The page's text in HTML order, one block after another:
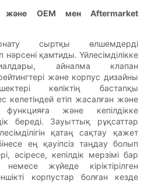
және OEM мен Aftermarket
сыртқы өлшемдерді
нәрсені қамтиды. Үйлесімділікке
айналма клапан
және корпус дизайны
көліктің бастапқы
келетіндей етіп жасалған және
функцияға және кепілдікке
береді. Зауыттық рұқсаттар
қатаң сақтау қажет
ең қауіпсіз таңдау болып
әсіресе, кепілдік мерзімі бар
жүйеде кіріктірілген
корпустар болған кезде